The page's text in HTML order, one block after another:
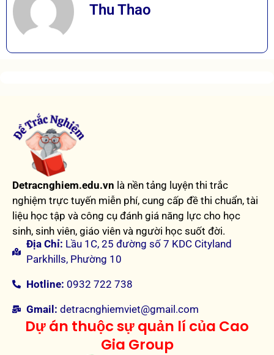
Thu Thao
Detracnghiem.edu.vn là nền tảng luyện thi trắc
nghiệm trực tuyến miễn phí, cung cấp đề thi chuẩn, tài
liệu học tập và công cụ đánh giá năng lực cho học
sinh, sinh viên, giáo viên và người học suốt đời.
Địa Chỉ: Lầu 1C, 25 đường số 7 KDC Cityland
Parkhills, Phường 10
Hotline: 0932 722 738
Gmail: detracnghiemviet@gmail.com
Dự án thuộc sự quản lí của Cao
Gia Group